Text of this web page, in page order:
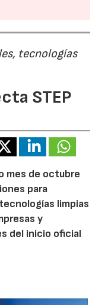
tecnologías
STEP
mes de octubre
para
limpias
y
del inicio oficial